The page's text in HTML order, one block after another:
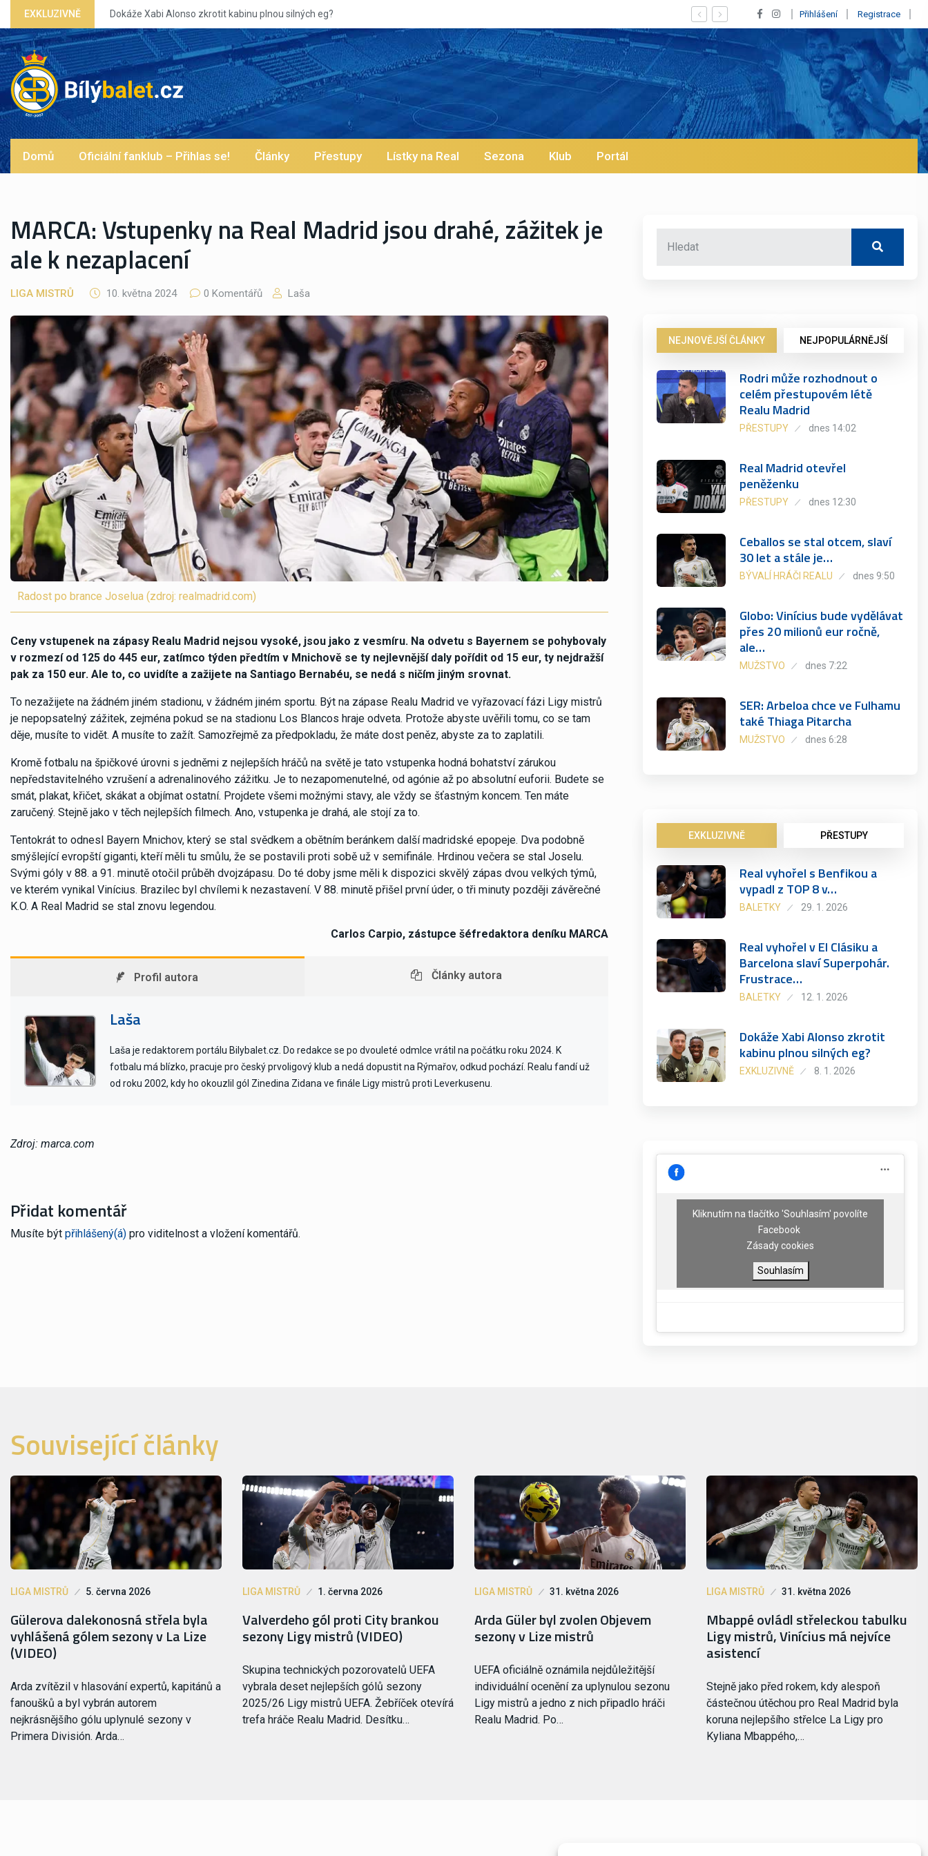
EXKLUZIVNĚ
Dokáže Xabi Alonso zkrotit kabinu plnou silných eg? Vypískaný Vinícius! Blíží se jeho odchod z Realu a pustí se klub na
Přihlášení Registrace
Domů Oficiální fanklub – Přihlas se! Články Přestupy Lístky na Real Sezona Klub Portál
MARCA: Vstupenky na Real Madrid jsou drahé, zážitek je
ale k nezaplacení
LIGA MISTRŮ 10. května 2024 0 Komentářů Laša
Radost po brance Joselua (zdroj: realmadrid.com)
Ceny vstupenek na zápasy Realu Madrid nejsou vysoké, jsou jako z vesmíru. Na odvetu s Bayernem se pohybovaly
v rozmezí od 125 do 445 eur, zatímco týden předtím v Mnichově se ty nejlevnější daly pořídit od 15 eur, ty nejdražší
pak za 150 eur. Ale to, co uvidíte a zažijete na Santiago Bernabéu, se nedá s ničím jiným srovnat.
To nezažijete na žádném jiném stadionu, v žádném jiném sportu. Být na zápase Realu Madrid ve vyřazovací fázi Ligy mistrů
je nepopsatelný zážitek, zejména pokud se na stadionu Los Blancos hraje odveta. Protože abyste uvěřili tomu, co se tam
děje, musíte to vidět. A musíte to zažít. Samozřejmě za předpokladu, že máte dost peněz, abyste za to zaplatili.
Kromě fotbalu na špičkové úrovni s jedněmi z nejlepších hráčů na světě je tato vstupenka hodná bohatství zárukou
nepředstavitelného vzrušení a adrenalinového zážitku. Je to nezapomenutelné, od agónie až po absolutní euforii. Budete se
smát, plakat, křičet, skákat a objímat ostatní. Projdete všemi možnými stavy, ale vždy se šťastným koncem. Ten máte
zaručený. Stejně jako v těch nejlepších filmech. Ano, vstupenka je drahá, ale stojí za to.
Tentokrát to odnesl Bayern Mnichov, který se stal svědkem a obětním beránkem další madridské epopeje. Dva podobně
smýšlející evropští giganti, kteří měli tu smůlu, že se postavili proti sobě už v semifinále. Hrdinou večera se stal Joselu.
Svými góly v 88. a 91. minutě otočil průběh dvojzápasu. Do té doby jsme měli k dispozici skvělý zápas dvou velkých týmů,
ve kterém vynikal Vinícius. Brazilec byl chvílemi k nezastavení. V 88. minutě přišel první úder, o tři minuty později závěrečné
K.O. A Real Madrid se stal znovu legendou.
Carlos Carpio, zástupce šéfredaktora deníku MARCA
Profil autora Články autora
Laša
Laša je redaktorem portálu Bilybalet.cz. Do redakce se po dvouleté odmlce vrátil na počátku roku 2024. K
fotbalu má blízko, pracuje pro český prvoligový klub a nedá dopustit na Rýmařov, odkud pochází. Realu fandí už
od roku 2002, kdy ho okouzlil gól Zinedina Zidana ve finále Ligy mistrů proti Leverkusenu.
Zdroj: marca.com
Přidat komentář
Musíte být přihlášený(á) pro viditelnost a vložení komentářů.
NEJNOVĚJŠÍ ČLÁNKY NEJPOPULÁRNĚJŠÍ
Rodri může rozhodnout o
celém přestupovém létě
Realu Madrid
PŘESTUPY dnes 14:02
Real Madrid otevřel
peněženku
PŘESTUPY dnes 12:30
Ceballos se stal otcem, slaví
30 let a stále je…
BÝVALÍ HRÁČI REALU dnes 9:50
Globo: Vinícius bude vydělávat
přes 20 milionů eur ročně,
ale…
MUŽSTVO dnes 7:22
SER: Arbeloa chce ve Fulhamu
také Thiaga Pitarcha
MUŽSTVO dnes 6:28
EXKLUZIVNĚ PŘESTUPY
Real vyhořel s Benfikou a
vypadl z TOP 8 v…
BALETKY 29. 1. 2026
Real vyhořel v El Clásiku a
Barcelona slaví Superpohár.
Frustrace…
BALETKY 12. 1. 2026
Dokáže Xabi Alonso zkrotit
kabinu plnou silných eg?
EXKLUZIVNĚ 8. 1. 2026
Kliknutím na tlačítko 'Souhlasím' povolíte
Facebook
Zásady cookies
Souhlasím
Související články
LIGA MISTRŮ 5. června 2026
Gülerova dalekonosná střela byla
vyhlášená gólem sezony v La Lize
(VIDEO)
Arda zvítězil v hlasování expertů, kapitánů a
fanoušků a byl vybrán autorem
nejkrásnějšího gólu uplynulé sezony v
Primera División. Arda…
LIGA MISTRŮ 1. června 2026
Valverdeho gól proti City brankou
sezony Ligy mistrů (VIDEO)
Skupina technických pozorovatelů UEFA
vybrala deset nejlepších gólů sezony
2025/26 Ligy mistrů UEFA. Žebříček otevírá
trefa hráče Realu Madrid. Desítku…
LIGA MISTRŮ 31. května 2026
Arda Güler byl zvolen Objevem
sezony v Lize mistrů
UEFA oficiálně oznámila nejdůležitější
individuální ocenění za uplynulou sezonu
Ligy mistrů a jedno z nich připadlo hráči
Realu Madrid. Po…
LIGA MISTRŮ 31. května 2026
Mbappé ovládl střeleckou tabulku
Ligy mistrů, Vinícius má nejvíce
asistencí
Stejně jako před rokem, kdy alespoň
částečnou útěchou pro Real Madrid byla
koruna nejlepšího střelce La Ligy pro
Kyliana Mbappého,…